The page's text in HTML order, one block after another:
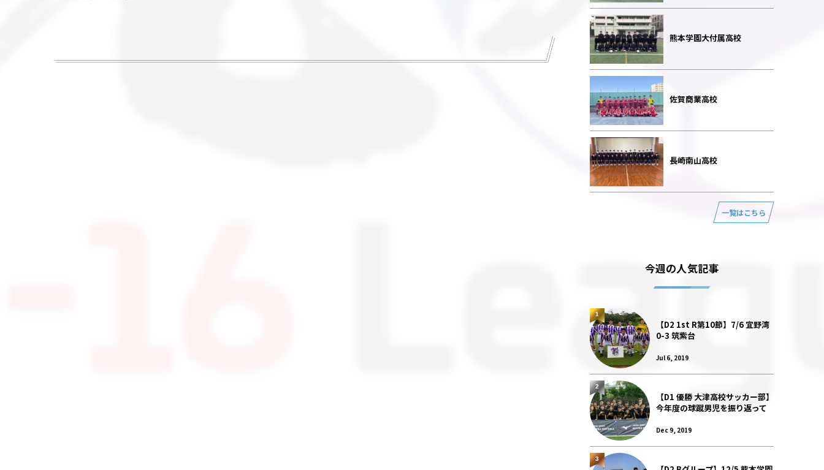
熊本学園大付属高校
佐賀商業高校
長崎南山高校
一覧はこちら
今週の人気記事
【D2 1st R第10節】7/6 宜野湾
0-3 筑紫台
Jul 6, 2019
1
【D1 優勝 大津高校サッカー部】
今年度の球蹴男児を振り返って
Dec 9, 2019
2
3